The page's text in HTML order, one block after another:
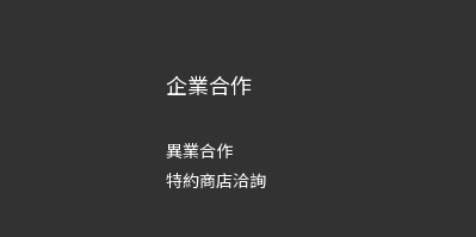
企業合作
異業合作
特約商店洽詢